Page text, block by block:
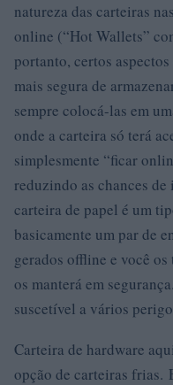
natureza das carteiras
online (“Hot Wallets”
portanto, certos
mais segura de
sempre colocá-las em
onde a carteira só terá
simplesmente “ficar
reduzindo as chances
carteira de papel é um
basicamente um par de
gerados offline e você
os manterá em
suscetível a vários
Carteira de hardware
opção de carteiras frias.